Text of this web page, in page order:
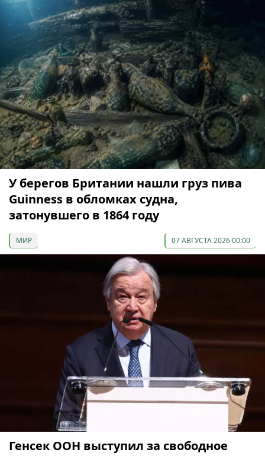
У берегов Британии нашли груз пива
Guinness в обломках судна,
затонувшего в 1864 году
МИР 07 АВГУСТА 2026 00:00
Генсек ООН выступил за свободное